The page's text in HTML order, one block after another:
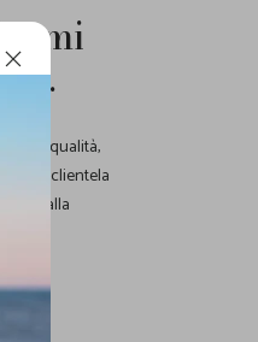
mi
qualità,
una clientela
alla